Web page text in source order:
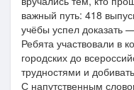
важный путь: 418
учёбы успел доказать
Ребята участвовали в
городских до
трудностями и
С напутственным